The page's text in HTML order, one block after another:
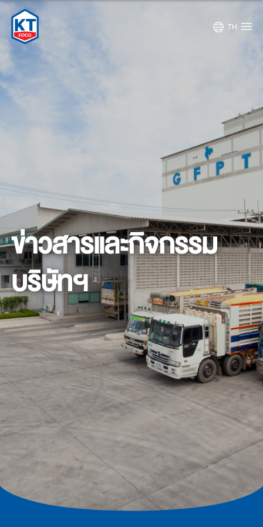
ข่าวสารและกิจกรรม
บริษัทฯ
TH